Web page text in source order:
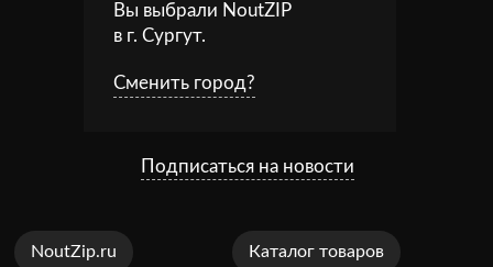
Вы выбрали NoutZIP
в г.Сургут.
Сменить город?
Подписаться на новости
NoutZip.ru Каталог товаров